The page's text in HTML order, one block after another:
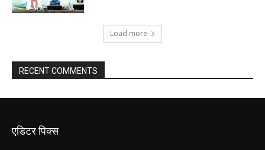
Load more
RECENT COMMENTS
एडिटर पिक्स